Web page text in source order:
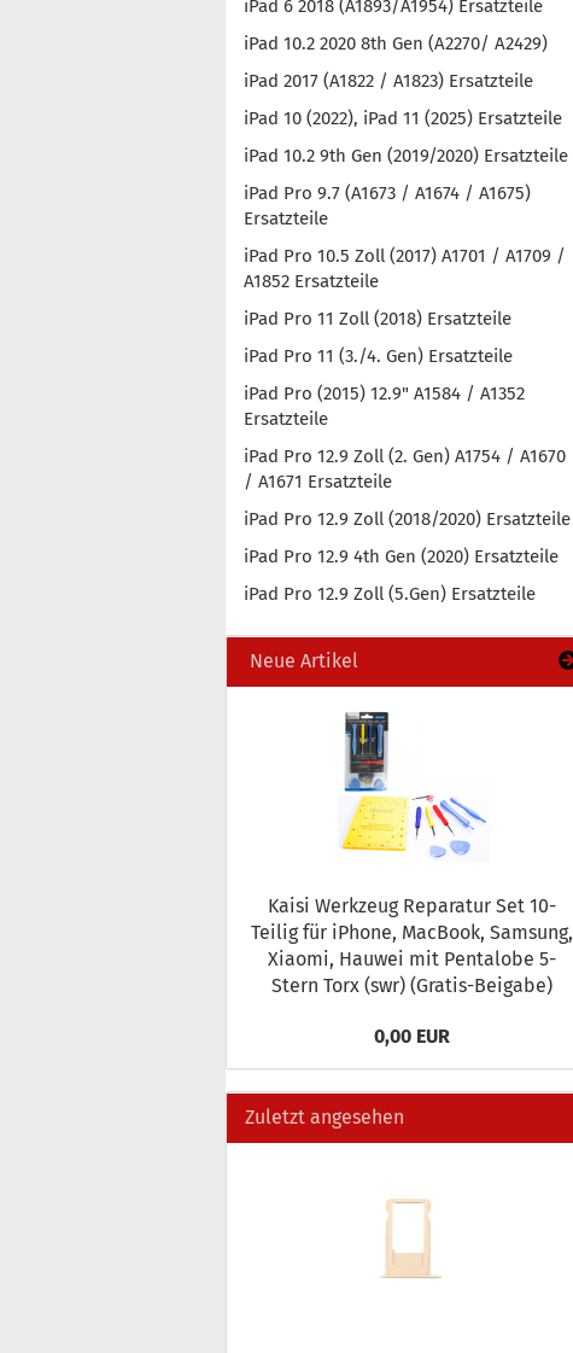
iPad 6 2018 (A1893/A1954) Ersatzteile
iPad 10.2 2020 8th Gen (A2270/ A2429)
iPad 2017 (A1822 / A1823) Ersatzteile
iPad 10 (2022), iPad 11 (2025) Ersatzteile
iPad 10.2 9th Gen (2019/2020) Ersatzteile
iPad Pro 9.7 (A1673 / A1674 / A1675)
Ersatzteile
iPad Pro 10.5 Zoll (2017) A1701 / A1709 /
A1852 Ersatzteile
iPad Pro 11 Zoll (2018) Ersatzteile
iPad Pro 11 (3./4. Gen) Ersatzteile
iPad Pro (2015) 12.9" A1584 / A1352
Ersatzteile
iPad Pro 12.9 Zoll (2. Gen) A1754 / A1670
/ A1671 Ersatzteile
iPad Pro 12.9 Zoll (2018/2020) Ersatzteile
iPad Pro 12.9 4th Gen (2020) Ersatzteile
iPad Pro 12.9 Zoll (5.Gen) Ersatzteile
Neue Artikel
Kaisi Werk­zeug Re­pa­ra­tur Set 10-​
Teilig für iPho­ne, MacBook, Sam­sung,
Xiao­mi, Hau­wei mit Pen­talo­be 5-​
Stern Torx (swr) (Gratis-​Beigabe)
0,00 EUR
Zuletzt angesehen